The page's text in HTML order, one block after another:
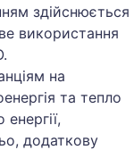
здійснюється
використання
на
та тепло
додаткову